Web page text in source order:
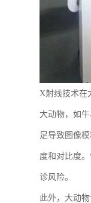
X射线技术在
大动物，如
足导致图像
度和对比度
诊风险。
此外，大动